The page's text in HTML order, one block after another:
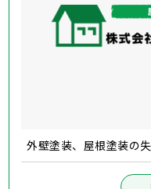
外壁塗装、屋根塗装の